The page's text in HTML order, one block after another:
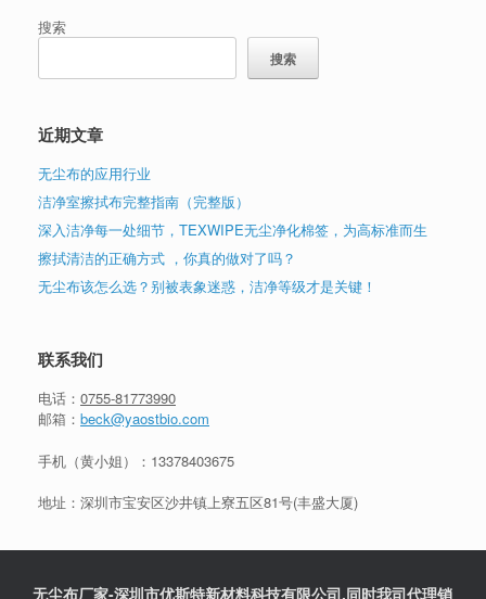
搜索
搜索
近期文章
无尘布的应用行业
洁净室擦拭布完整指南（完整版）
深入洁净每一处细节，TEXWIPE无尘净化棉签，为高标准而生
擦拭清洁的正确方式 ，你真的做对了吗？
无尘布该怎么选？别被表象迷惑，洁净等级才是关键！
联系我们
电话： 0755-81773990
邮箱： beck@yaostbio.com
手机（黄小姐）： 13378403675
地址：深圳市宝安区沙井镇上寮五区81号(丰盛大厦)
无尘布厂家-深圳市优斯特新材料科技有限公司.同时我司代理销